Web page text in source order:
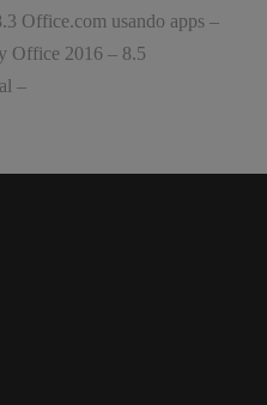
Office.com usando apps –
Office 2016 – 8.5
–